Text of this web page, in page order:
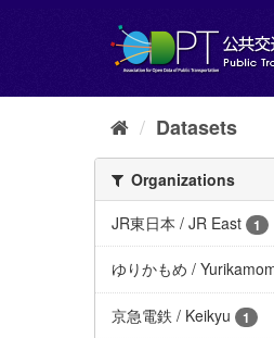
Datasets
Organizations
JR東日本 / JR East
1
ゆりかもめ /
京急電鉄 / Keikyu 1